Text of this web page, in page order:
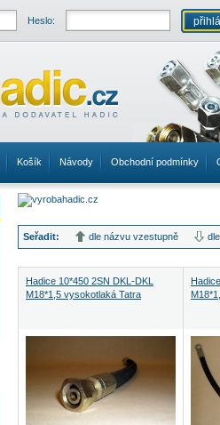
Heslo:
Košík Návody Obchodní podmínky
Seřadit: dle názvu vzestupně
Hadice 10*450 2SN DKL-DKL
M18*1,5 vysokotlaká Tatra